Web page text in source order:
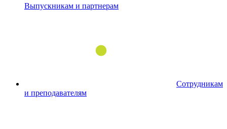
Выпускникам и партнерам
Сотрудникам
и преподавателям